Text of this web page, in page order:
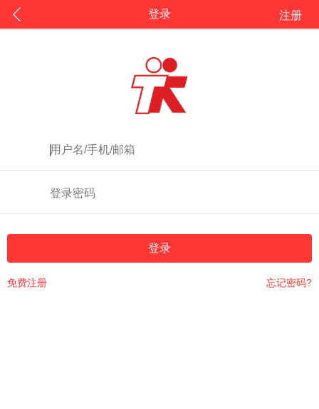
登录 注册
登录
免费注册 忘记密码?